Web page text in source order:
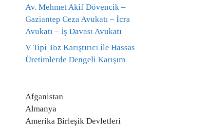
Av. Mehmet Akif Dövencik –
Gaziantep Ceza Avukatı – İcra
Avukatı – İş Davası Avukatı
V Tipi Toz Karıştırıcı ile Hassas
Üretimlerde Dengeli Karışım
Afganistan
Almanya
Amerika Birleşik Devletleri